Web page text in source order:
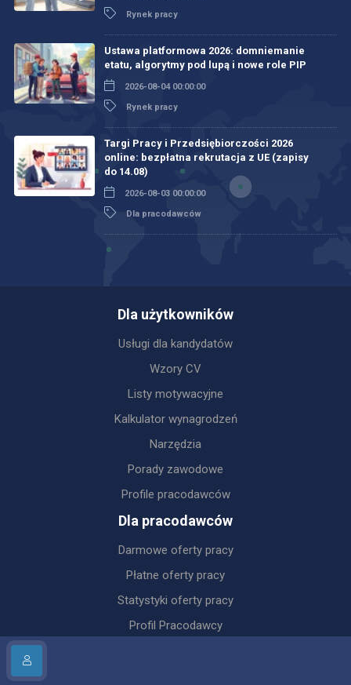
Rynek pracy
Ustawa platformowa 2026: domniemanie
etatu, algorytmy pod lupą i nowe role PIP
2026-08-04 00:00:00
Rynek pracy
Targi Pracy i Przedsiębiorczości 2026
online: bezpłatna rekrutacja z UE (zapisy
do 14.08)
2026-08-03 00:00:00
Dla pracodawców
Dla użytkowników
Usługi dla kandydatów
Wzory CV
Listy motywacyjne
Kalkulator wynagrodzeń
Narzędzia
Porady zawodowe
Profile pracodawców
Dla pracodawców
Darmowe oferty pracy
Płatne oferty pracy
Statystyki oferty pracy
Profil Pracodawcy